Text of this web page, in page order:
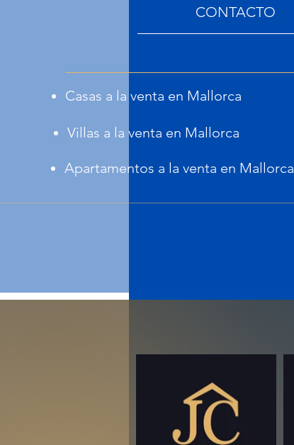
CONTACTO
Casas a la venta en Mallorca
Villas a la venta en Mallorca
Apartamentos a la venta en Mallorca